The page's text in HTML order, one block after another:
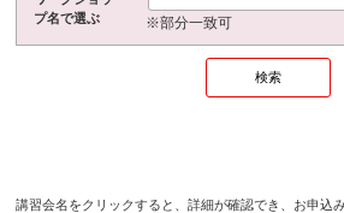
プ名で選ぶ
※部分一致可
講習会名をクリックすると、詳細が確認でき、お申込